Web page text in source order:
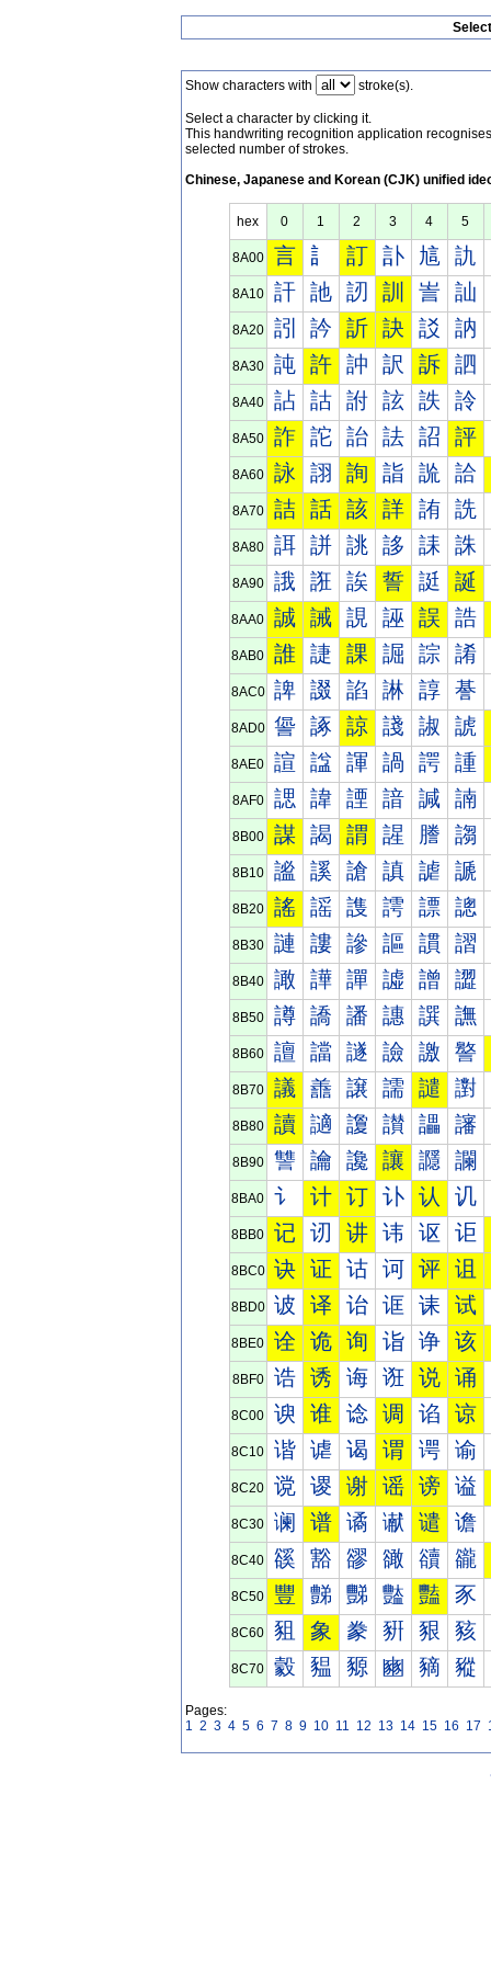
Show characters with stroke(s).
Select a character by clicking it.
This handwriting recognition application
selected number of strokes.
Chinese, Japanese and Korean (CJK) unified
hex 0 1 2 3 4 5
8A00 言 訁 訂 訃 訄 訅
8A10 訐 訑 訒 訓 訔 訕
8A20 訠 訡 訢 訣 訤 訥
8A30 訰 許 訲 訳 訴 訵
8A40 詀 詁 詂 詃 詄 詅
8A50 詐 詑 詒 詓 詔 評
8A60 詠 詡 詢 詣 詤 詥
8A70 詰 話 該 詳 詴 詵
8A80 誀 誁 誂 誃 誄 誅
8A90 誐 誑 誒 誓 誔 誕
8AA0 誠 誡 誢 誣 誤 誥
8AB0 誰 誱 課 誳 誴 誵
8AC0 諀 諁 諂 諃 諄 諅
8AD0 諐 諑 諒 諓 諔 諕
8AE0 諠 諡 諢 諣 諤 諥
8AF0 諰 諱 諲 諳 諴 諵
8B00 謀 謁 謂 謃 謄 謅
8B10 謐 謑 謒 謓 謔 謕
8B20 謠 謡 謢 謣 謤 謥
8B30 謰 謱 謲 謳 謴 謵
8B40 譀 譁 譂 譃 譄 譅
8B50 譐 譑 譒 譓 譔 譕
8B60 譠 譡 譢 譣 譤 譥
8B70 議 譱 譲 譳 譴 譵
8B80 讀 讁 讂 讃 讄 讅
8B90 讐 讑 讒 讓 讔 讕
8BA0 讠 计 订 讣 认 讥
8BB0 记 讱 讲 讳 讴 讵
8BC0 诀 证 诂 诃 评 诅
8BD0 诐 译 诒 诓 诔 试
8BE0 诠 诡 询 诣 诤 该
8BF0 诰 诱 诲 诳 说 诵
8C00 谀 谁 谂 调 谄 谅
8C10 谐 谑 谒 谓 谔 谕
8C20 谠 谡 谢 谣 谤 谥
8C30 谰 谱 谲 谳 谴 谵
8C40 豀 豁 豂 豃 豄 豅
8C50 豐 豑 豒 豓 豔 豕
8C60 豠 象 豢 豣 豤 豥
8C70 豰 豱 豲 豳 豴 豵
Pages:
1 2 3 4 5 6 7 8 9 10 11 12 13 14 15 16 17